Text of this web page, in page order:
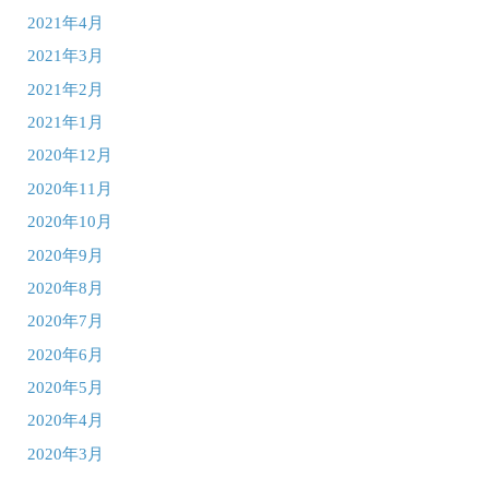
2021年4月
2021年3月
2021年2月
2021年1月
2020年12月
2020年11月
2020年10月
2020年9月
2020年8月
2020年7月
2020年6月
2020年5月
2020年4月
2020年3月